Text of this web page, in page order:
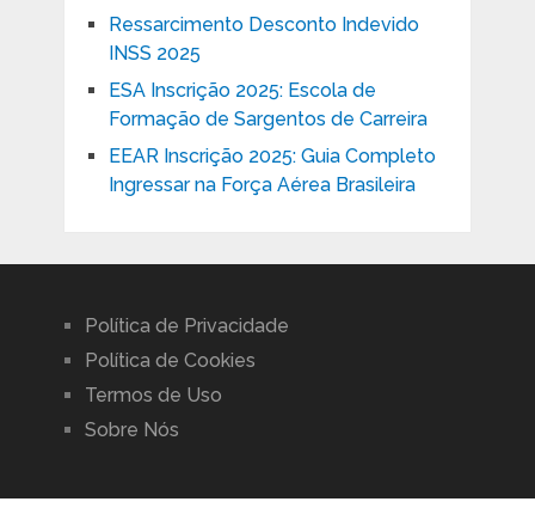
Ressarcimento Desconto Indevido
INSS 2025
ESA Inscrição 2025: Escola de
Formação de Sargentos de Carreira
EEAR Inscrição 2025: Guia Completo
Ingressar na Força Aérea Brasileira
Política de Privacidade
Política de Cookies
Termos de Uso
Sobre Nós